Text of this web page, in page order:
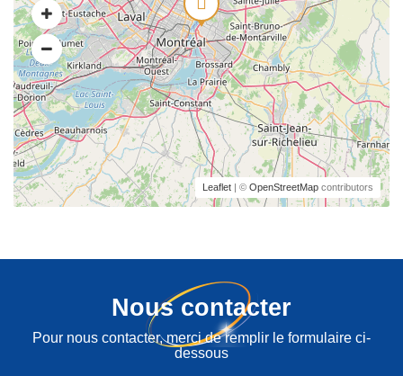
Leaflet | © OpenStreetMap contributors
Nous contacter
Pour nous contacter, merci de remplir le formulaire ci-
dessous